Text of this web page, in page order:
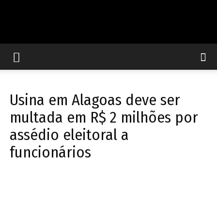
Rede
Comunicação
Usina em Alagoas deve ser
multada em R$ 2 milhões por
assédio eleitoral a
funcionários